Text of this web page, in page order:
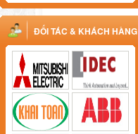
ĐỐI TÁC & KHÁCH HÀNG